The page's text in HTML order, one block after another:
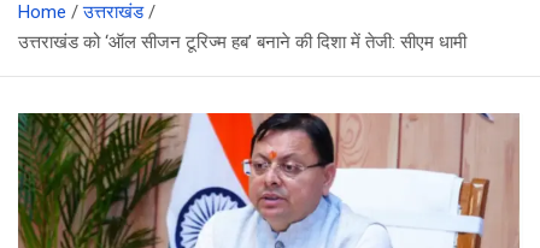
Home
उत्तराखंड
उत्तराखंड को ‘ऑल सीजन टूरिज्म हब’ बनाने की दिशा में तेजी: सीएम धामी